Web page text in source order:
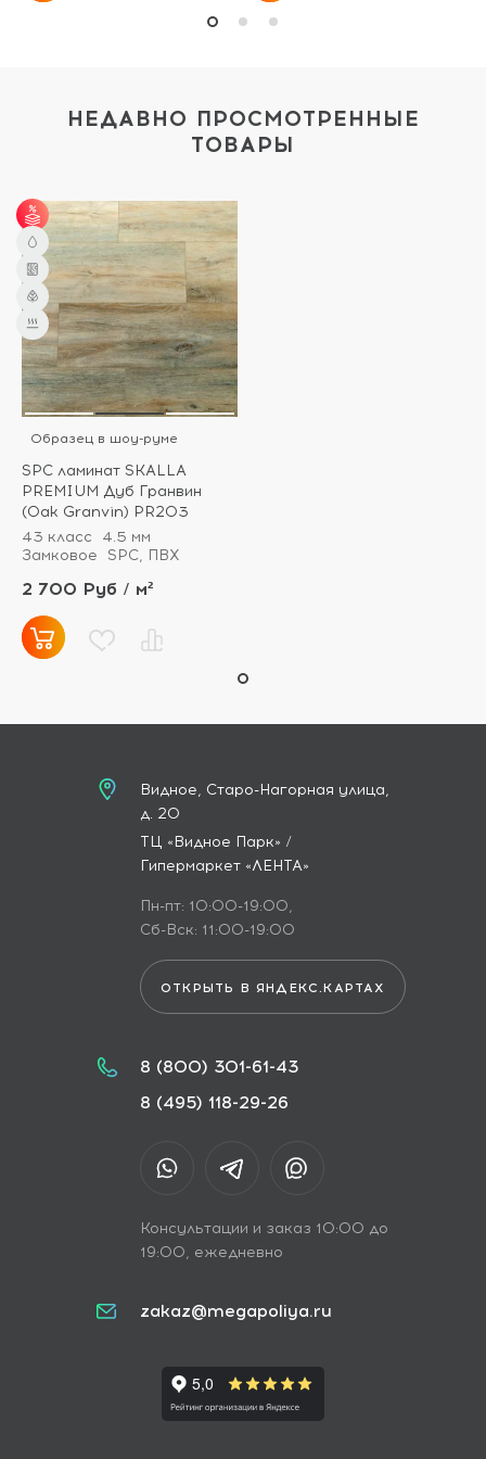
НЕДАВНО ПРОСМОТРЕННЫЕ
ТОВАРЫ
от 30 м² - скидка 5%;
от 50 м² - скидка 7%;
от 100 м² - скидка
10%.
Образец в шоу-руме
SPC ламинат SKALLA
PREMIUM Дуб Гранвин
(Oak Granvin) PR203
43 класс
4.5 мм
Замковое
SPC, ПВХ
2 700 Руб / м²
Видное, Старо-Нагорная улица,
д. 20
ТЦ «Видное Парк» /
Гипермаркет «ЛЕНТА»
Пн-пт: 10:00-19:00,
Сб-Вск: 11:00-19:00
ОТКРЫТЬ В ЯНДЕКС.КАРТАХ
8 (800) 301-61-43
8 (495) 118-29-26
Консультации и заказ 10:00 до
19:00, ежедневно
zakaz@megapoliya.ru